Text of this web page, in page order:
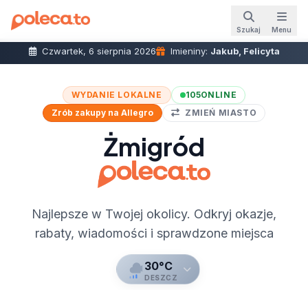
Szukaj Menu
Czwartek, 6 sierpnia 2026 Imieniny: Jakub, Felicyta
WYDANIE LOKALNE 105ONLINE
Zrób zakupy na Allegro
ZMIEŃ MIASTO
Żmigród
Najlepsze w Twojej okolicy. Odkryj okazje,
rabaty, wiadomości i sprawdzone miejsca
30°C
DESZCZ